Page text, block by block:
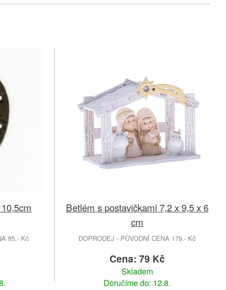
85.- Kč
Betlém s postavičkami 7,2 x 9,5 x 6
cm
DOPRODEJ - PŮVODNÍ CENA 179.- Kč
Cena: 79 Kč
Skladem
Doručíme do: 12.8.